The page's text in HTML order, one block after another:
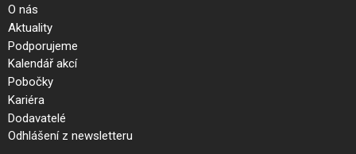
O nás
Aktuality
Podporujeme
Kalendář akcí
Pobočky
Kariéra
Dodavatelé
Odhlášení z newsletteru